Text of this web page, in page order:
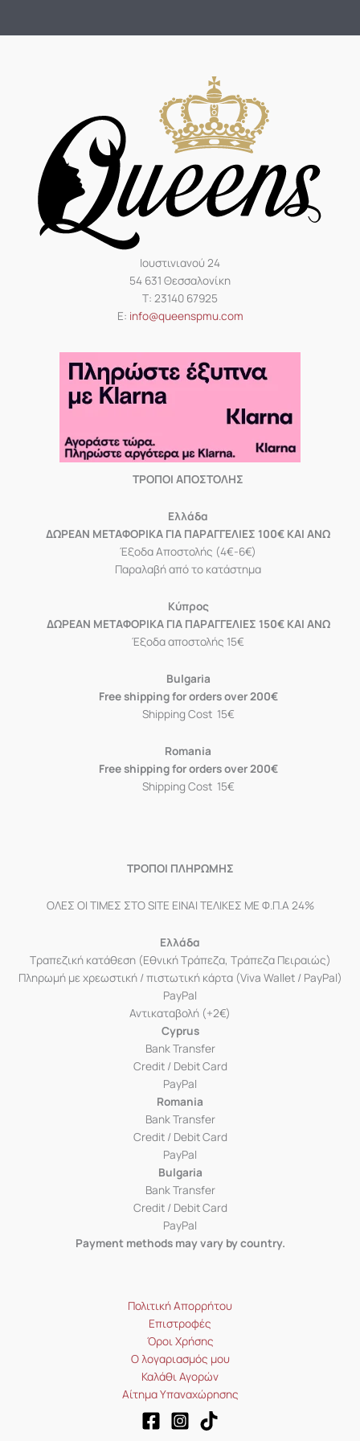
Ιουστινιανού 24
54 631 Θεσσαλονίκη
Τ: 23140 67925
Ε: info@queenspmu.com
ΤΡΟΠΟΙ ΑΠΟΣΤΟΛΗΣ
Eλλάδα
ΔΩΡΕΑΝ ΜΕΤΑΦΟΡΙΚΑ ΓΙΑ ΠΑΡΑΓΓΕΛΙΕΣ 100€ ΚΑΙ ΑΝΩ
Έξοδα Αποστολής (4€-6€)
Παραλαβή από το κατάστημα
Κύπρος
ΔΩΡΕΑΝ ΜΕΤΑΦΟΡΙΚΑ ΓΙΑ ΠΑΡΑΓΓΕΛΙΕΣ 150€ ΚΑΙ ΑΝΩ
Έξοδα αποστολής 15€
Bulgaria
Free shipping for orders over 200€
Shipping Cost 15€
Romania
Free shipping for orders over 200€
Shipping Cost 15€
ΤΡΟΠΟΙ ΠΛΗΡΩΜΗΣ
ΟΛΕΣ ΟΙ ΤΙΜΕΣ ΣΤΟ SITE ΕΙΝΑΙ ΤΕΛΙΚΕΣ ΜΕ Φ.Π.Α 24%
Ελλάδα
Τραπεζική κατάθεση (Εθνική Τράπεζα, Τράπεζα Πειραιώς)
Πληρωμή με χρεωστική / πιστωτική κάρτα (Viva Wallet / PayPal)
PayPal
Αντικαταβολή (+2€)
Cyprus
Bank Transfer
Credit / Debit Card
PayPal
Romania
Bank Transfer
Credit / Debit Card
PayPal
Bulgaria
Bank Transfer
Credit / Debit Card
PayPal
Payment methods may vary by country.
Πολιτική Απορρήτου
Επιστροφές
Όροι Χρήσης
Ο λογαριασμός μου
Καλάθι Αγορών
Αίτημα Υπαναχώρησης